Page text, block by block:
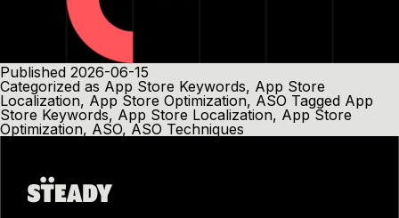
Published 2026-06-15
Categorized as App Store Keywords, App Store
Localization, App Store Optimization, ASO Tagged App
Store Keywords, App Store Localization, App Store
Optimization, ASO,ASO Techniques